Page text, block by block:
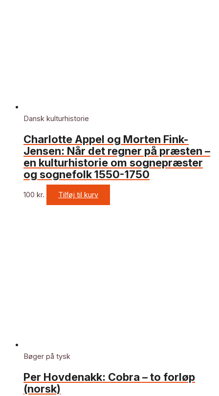
Dansk kulturhistorie
Charlotte Appel og Morten Fink-
Jensen: Når det regner på præsten –
en kulturhistorie om sognepræster
og sognefolk 1550-1750
100 kr. Tilføj til kurv
Bøger på tysk
Per Hovdenakk: Cobra – to forløp
(norsk)